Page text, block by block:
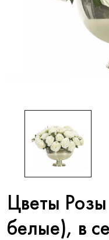
Цветы
белые), в